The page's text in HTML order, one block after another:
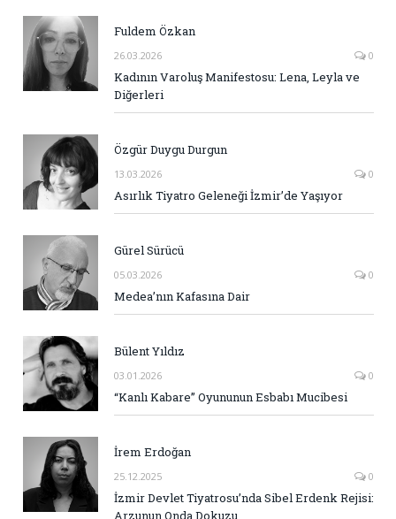
Fuldem Özkan
26.03.2026 0
Kadının Varoluş Manifestosu: Lena, Leyla ve
Diğerleri
Özgür Duygu Durgun
13.03.2026 0
Asırlık Tiyatro Geleneği İzmir’de Yaşıyor
Gürel Sürücü
05.03.2026 0
Medea’nın Kafasına Dair
Bülent Yıldız
03.01.2026 0
“Kanlı Kabare” Oyununun Esbabı Mucibesi
İrem Erdoğan
25.12.2025 0
İzmir Devlet Tiyatrosu’nda Sibel Erdenk Rejisi:
Arzunun Onda Dokuzu